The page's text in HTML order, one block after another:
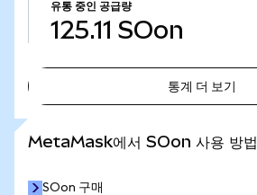
유통 중인 공급량
125.11 SOon
통계 더 보기
MetaMask에서 SOon 사용 방법
SOon 구매